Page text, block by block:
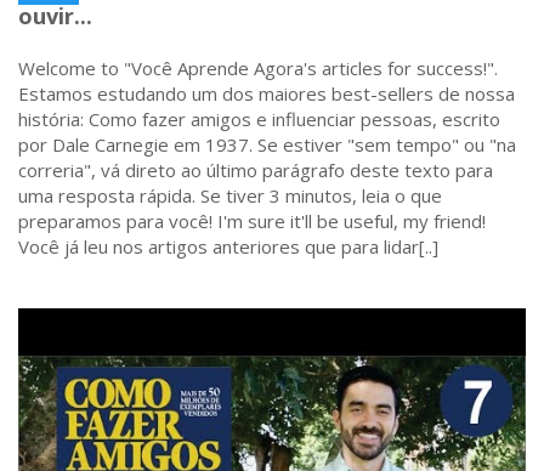
ouvir...
Welcome to "Você Aprende Agora's articles for success!".
Estamos estudando um dos maiores best-sellers de nossa
história: Como fazer amigos e influenciar pessoas, escrito
por Dale Carnegie em 1937. Se estiver "sem tempo" ou "na
correria", vá direto ao último parágrafo deste texto para
uma resposta rápida. Se tiver 3 minutos, leia o que
preparamos para você! I'm sure it'll be useful, my friend!
Você já leu nos artigos anteriores que para lidar[..]